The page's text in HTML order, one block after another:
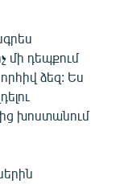
մի դեպքում
ձեզ: Ես
խոստանում